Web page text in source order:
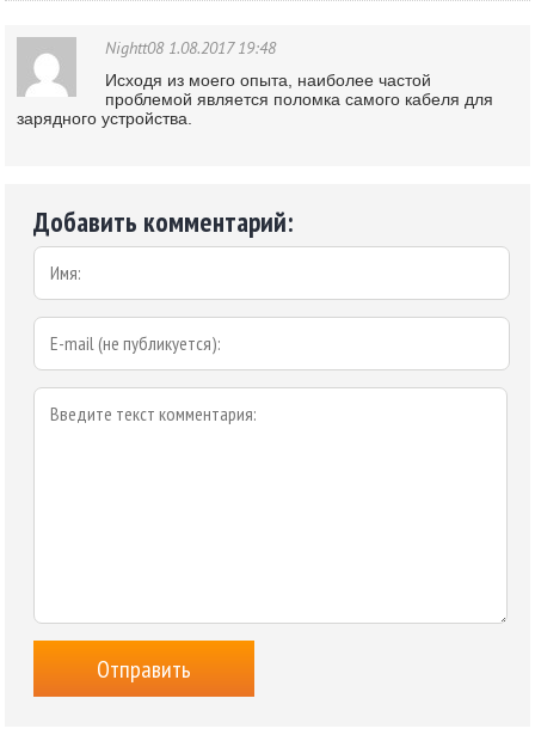
Nightt08 1.08.2017 19:48
Исходя из моего опыта, наиболее частой
проблемой является поломка самого кабеля для
зарядного устройства.
Добавить комментарий: